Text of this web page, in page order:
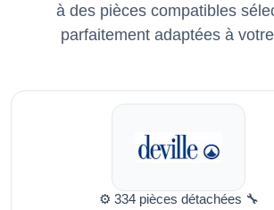
à des pièces compatibles
parfaitement adaptées à
⚙️ 334 pièces détachées 🔧